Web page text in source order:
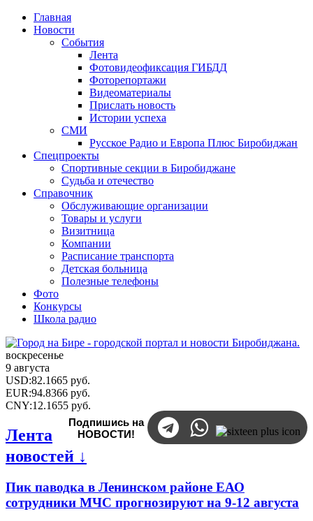
Главная
Новости
События
Лента
Фотовидеофиксация ГИБДД
Фоторепортажи
Видеоматериалы
Прислать новость
Истории успеха
СМИ
Русское Радио и Европа Плюс Биробиджан
Спецпроекты
Спортивные секции в Биробиджане
Судьба и отечество
Справочник
Обслуживающие организации
Товары и услуги
Визитница
Компании
Расписание транспорта
Детская больница
Полезные телефоны
Фото
Конкурсы
Школа радио
воскресенье
9 августа
USD:82.1665 руб.
EUR:94.8366 руб.
CNY:12.1655 руб.
Подпишись на
НОВОСТИ!
Лента
новостей ↓
Пик паводка в Ленинском районе ЕАО
сотрудники МЧС прогнозируют на 9-12 августа